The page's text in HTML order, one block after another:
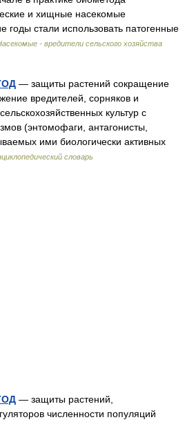
и хищные насекомые
годы стали использовать патогенные
- вредители сельского хозяйства
— защиты растений сокращение
вредителей, сорняков и
культур с
(энтомофаги, антагонисты,
ими биологически активных
словарь
— защиты растений,
численности популяций